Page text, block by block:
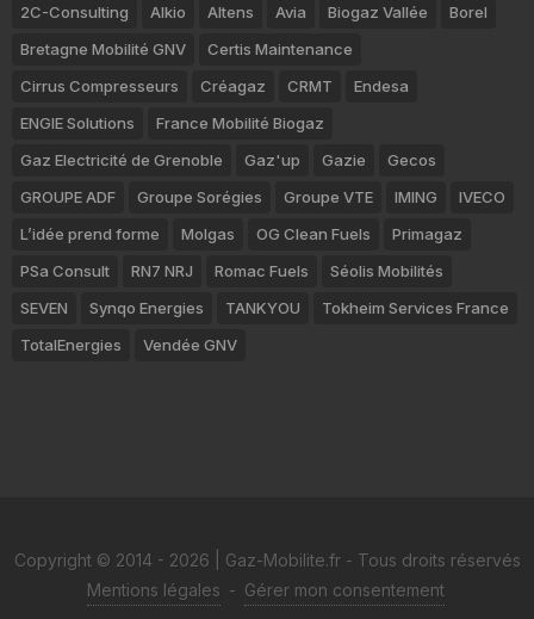
2C-Consulting Alkio Altens Avia Biogaz Vallée
Borel
Bretagne Mobilité GNV
Certis Maintenance
Cirrus Compresseurs
Créagaz CRMT
Endesa
ENGIE Solutions
France Mobilité Biogaz
Gaz Electricité de Grenoble
Gaz'up Gazie
Gecos
GROUPE ADF
Groupe Sorégies Groupe VTE IMING
IVECO
L’idée prend forme
Molgas OG Clean Fuels
Primagaz
PSa Consult
RN7 NRJ Romac Fuels
Séolis Mobilités
SEVEN
Synqo Energies TANKYOU
Tokheim Services France
TotalEnergies
Vendée GNV
Copyright © 2014 - 2026 | Gaz-Mobilite.fr - Tous droits réservés
Mentions légales - Gérer mon consentement